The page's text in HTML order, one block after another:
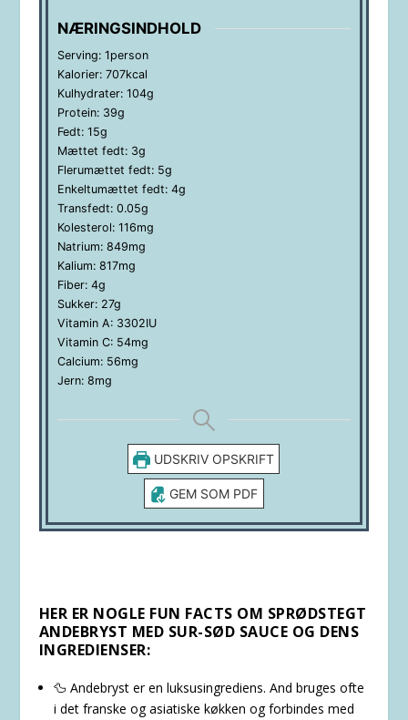
NÆRINGSINDHOLD
Serving: 1person
Kalorier: 707kcal
Kulhydrater: 104g
Protein: 39g
Fedt: 15g
Mættet fedt: 3g
Flerumættet fedt: 5g
Enkeltumættet fedt: 4g
Transfedt: 0.05g
Kolesterol: 116mg
Natrium: 849mg
Kalium: 817mg
Fiber: 4g
Sukker: 27g
Vitamin A: 3302IU
Vitamin C: 54mg
Calcium: 56mg
Jern: 8mg
UDSKRIV OPSKRIFT
GEM SOM PDF
HER ER NOGLE FUN FACTS OM SPRØDSTEGT
ANDEBRYST MED SUR-SØD SAUCE OG DENS
INGREDIENSER:
🦆 Andebryst er en luksusingrediens. And bruges ofte
i det franske og asiatiske køkken og forbindes med